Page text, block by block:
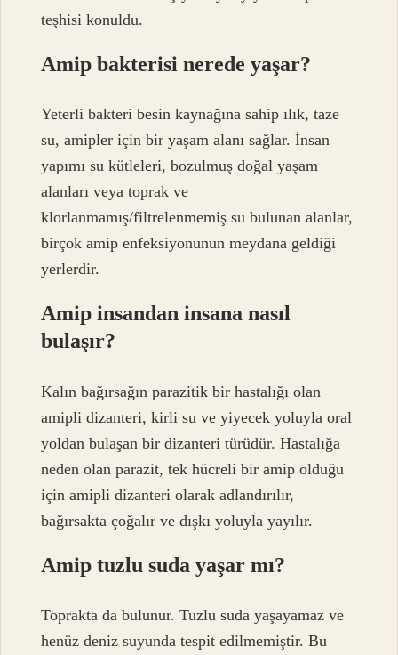
teşhisi konuldu.
Amip bakterisi nerede yaşar?
Yeterli bakteri besin kaynağına sahip ılık, taze
su, amipler için bir yaşam alanı sağlar. İnsan
yapımı su kütleleri, bozulmuş doğal yaşam
alanları veya toprak ve
klorlanmamış/filtrelenmemiş su bulunan alanlar,
birçok amip enfeksiyonunun meydana geldiği
yerlerdir.
Amip insandan insana nasıl
bulaşır?
Kalın bağırsağın parazitik bir hastalığı olan
amipli dizanteri, kirli su ve yiyecek yoluyla oral
yoldan bulaşan bir dizanteri türüdür. Hastalığa
neden olan parazit, tek hücreli bir amip olduğu
için amipli dizanteri olarak adlandırılır,
bağırsakta çoğalır ve dışkı yoluyla yayılır.
Amip tuzlu suda yaşar mı?
Toprakta da bulunur. Tuzlu suda yaşayamaz ve
henüz deniz suyunda tespit edilmemiştir. Bu